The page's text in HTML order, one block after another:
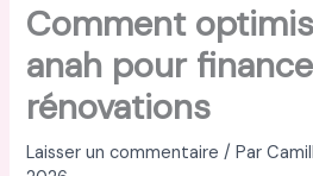
Comment
anah pour
rénovations
Laisser un commentaire / Par